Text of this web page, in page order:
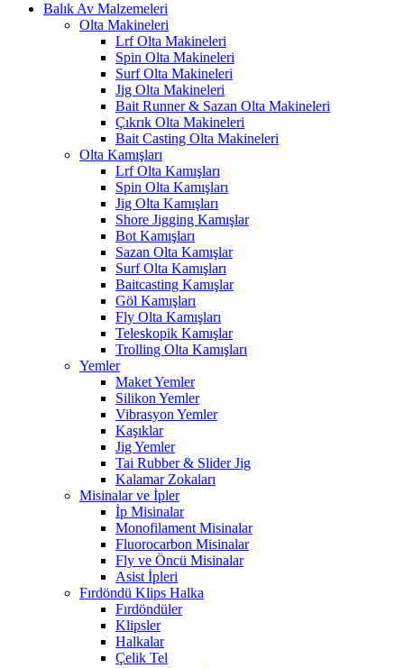
Balık Av Malzemeleri
Olta Makineleri
Lrf Olta Makineleri
Spin Olta Makineleri
Surf Olta Makineleri
Jig Olta Makineleri
Bait Runner & Sazan Olta Makineleri
Çıkrık Olta Makineleri
Bait Casting Olta Makineleri
Olta Kamışları
Lrf Olta Kamışları
Spin Olta Kamışları
Jig Olta Kamışları
Shore Jigging Kamışlar
Bot Kamışları
Sazan Olta Kamışlar
Surf Olta Kamışları
Baitcasting Kamışlar
Göl Kamışları
Fly Olta Kamışları
Teleskopik Kamışlar
Trolling Olta Kamışları
Yemler
Maket Yemler
Silikon Yemler
Vibrasyon Yemler
Kaşıklar
Jig Yemler
Tai Rubber & Slider Jig
Kalamar Zokaları
Misinalar ve İpler
İp Misinalar
Monofilament Misinalar
Fluorocarbon Misinalar
Fly ve Öncü Misinalar
Asist İpleri
Fırdöndü Klips Halka
Fırdöndüler
Klipsler
Halkalar
Çelik Tel